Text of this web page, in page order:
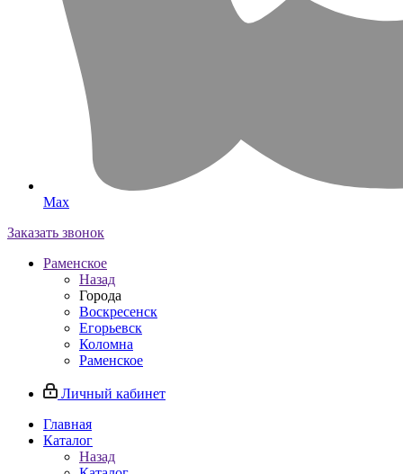
Max
Заказать звонок
Раменское
Назад
Города
Воскресенск
Егорьевск
Коломна
Раменское
Личный кабинет
Главная
Каталог
Назад